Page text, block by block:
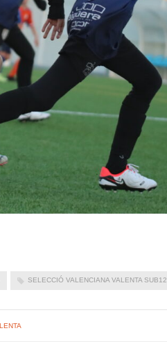
SELECCIÓ VALENCIANA VALENTA SUB12